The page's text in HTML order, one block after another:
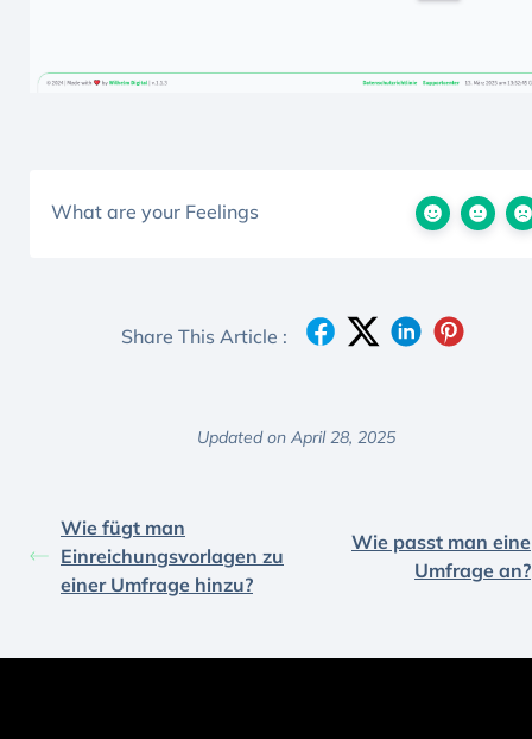
What are your Feelings
Share This Article :
Updated on April 28, 2025
Wie fügt man
Einreichungsvorlagen zu
einer Umfrage hinzu?
Wie passt man eine
Umfrage an?